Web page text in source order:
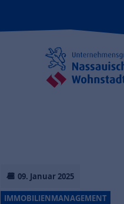
09. Januar 2025
IMMOBILIENMANAGEMENT